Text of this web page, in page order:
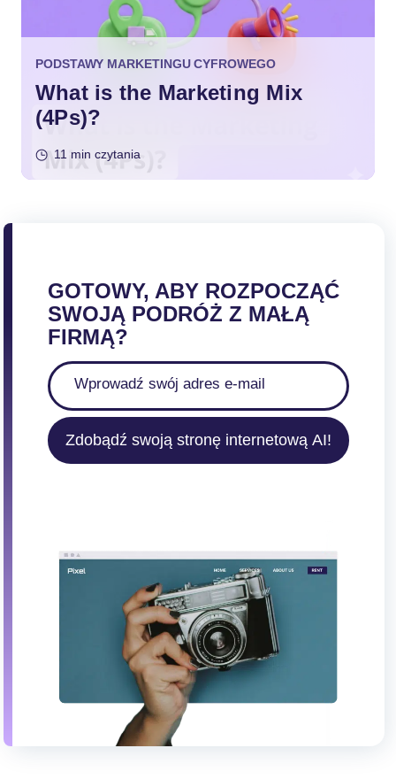
PODSTAWY MARKETINGU CYFROWEGO
What is the Marketing Mix
(4Ps)?
11 min czytania
GOTOWY, ABY ROZPOCZĄĆ
SWOJĄ PODRÓŻ Z MAŁĄ
FIRMĄ?
Zdobądź swoją stronę internetową AI!